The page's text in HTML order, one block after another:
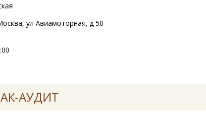
ул Авиамоторная, д 50
АУДИТ